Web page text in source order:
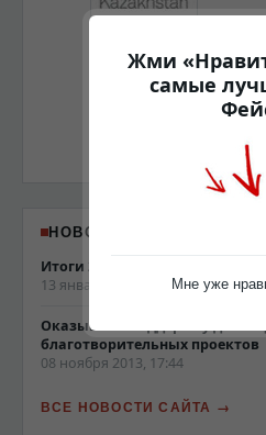
НОВОСТИ NEFTEGAZ.KZ
Итоги 2013 года
13 января 2014, 19:22
Оказываем поддержку для
благотворительных проектов
08 ноября 2013, 17:44
ВСЕ НОВОСТИ САЙТА
Жми
самые
Мне уже